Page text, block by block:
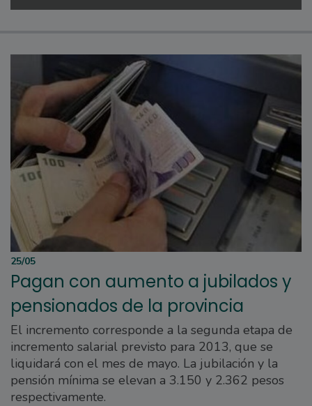
25/05
Pagan con aumento a jubilados y
pensionados de la provincia
El incremento corresponde a la segunda etapa de
incremento salarial previsto para 2013, que se
liquidará con el mes de mayo. La jubilación y la
pensión mínima se elevan a 3.150 y 2.362 pesos
respectivamente.